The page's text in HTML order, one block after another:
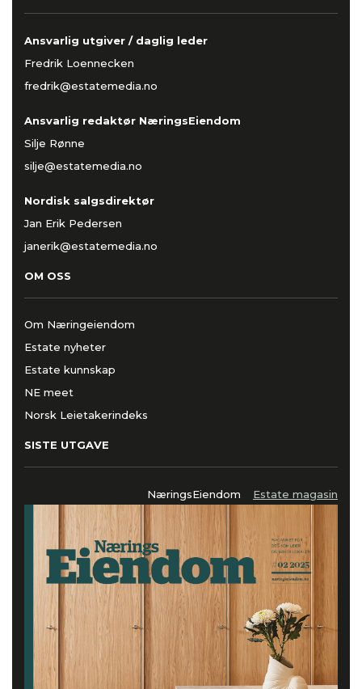
Ansvarlig utgiver / daglig leder
Fredrik Loennecken
fredrik@estatemedia.no
Ansvarlig redaktør NæringsEiendom
Silje Rønne
silje@estatemedia.no
Nordisk salgsdirektør
Jan Erik Pedersen
janerik@estatemedia.no
OM OSS
Om Næringeiendom
Estate nyheter
Estate kunnskap
NE meet
Norsk Leietakerindeks
SISTE UTGAVE
NæringsEiendom Estate magasin